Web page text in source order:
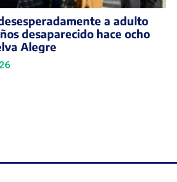
a adulto
desaparecido hace ocho
Alegre